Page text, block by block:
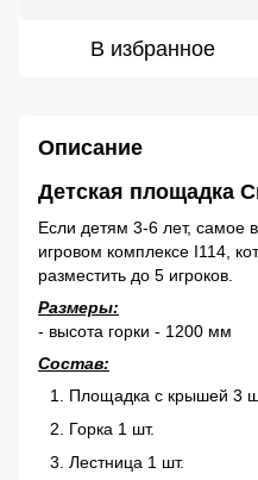
В избранное
Описание
Детская площадка
Если детям 3-6 лет, самое
игровом комплексе I114,
разместить до 5 игроков.
Размеры:
- высота горки - 1200 мм
Состав:
Площадка с крышей 3
Горка 1 шт.
Лестница 1 шт.